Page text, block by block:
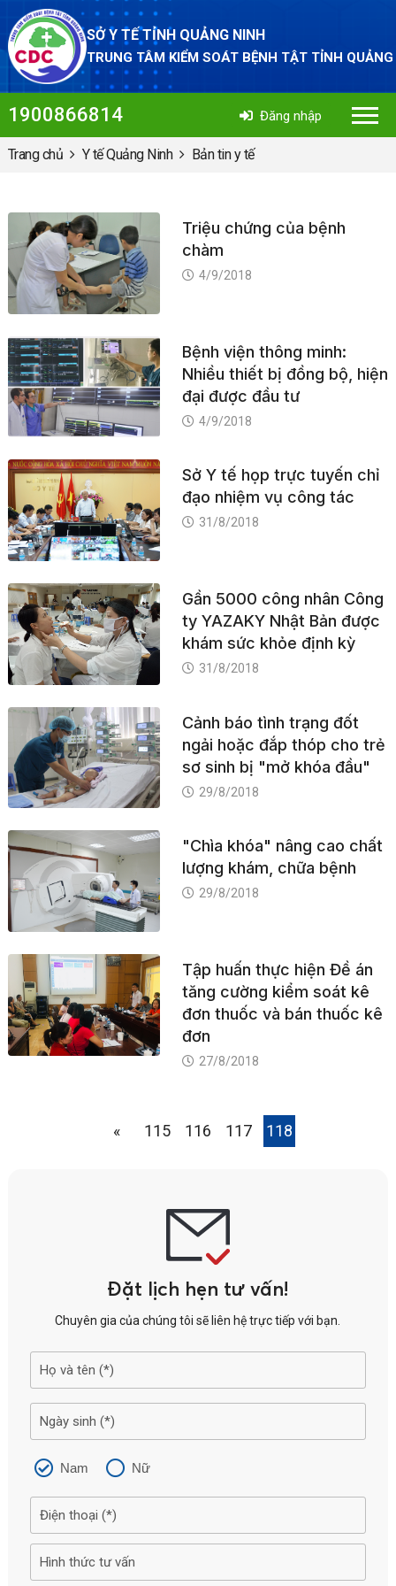
SỞ Y TẾ TỈNH QUẢNG NINH
TRUNG TÂM KIỂM SOÁT BỆNH TẬT TỈNH
Đăng nhập
1900866814
Trang chủ Y tế Quảng Ninh Bản tin y tế
Triệu chứng của bệnh
chàm
4/9/2018
Bệnh viện thông minh:
Nhiều thiết bị đồng bộ, hiện
đại được đầu tư
4/9/2018
Sở Y tế họp trực tuyến chỉ
đạo nhiệm vụ công tác
31/8/2018
Gần 5000 công nhân Công
ty YAZAKY Nhật Bản được
khám sức khỏe định kỳ
31/8/2018
Cảnh báo tình trạng đốt
ngải hoặc đắp thóp cho trẻ
sơ sinh bị "mở khóa đầu"
29/8/2018
"Chìa khóa" nâng cao chất
lượng khám, chữa bệnh
29/8/2018
Tập huấn thực hiện Đề án
tăng cường kiểm soát kê
đơn thuốc và bán thuốc kê
đơn
27/8/2018
« 115 116 117 118
Đặt lịch hẹn tư vấn!
Chuyên gia của chúng tôi sẽ liên hệ trực tiếp với bạn.
Nam Nữ